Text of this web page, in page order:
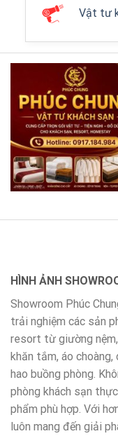
Vật tư
HÌNH ẢNH
Showroom Phúc
trải nghiệm các sản
resort từ giường
khăn tắm, áo
hao buồng phòng.
phòng khách sạn
phẩm phù hợp. Với
luôn mang đến giải